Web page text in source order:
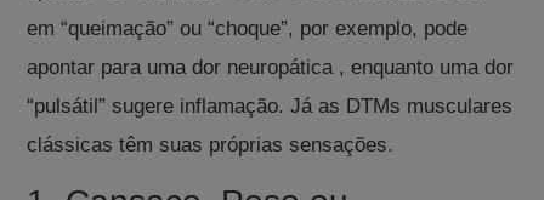
em “queimação” ou “choque”, por exemplo, pode
apontar para uma dor neuropática , enquanto uma dor
“pulsátil” sugere inflamação. Já as DTMs musculares
clássicas têm suas próprias sensações.